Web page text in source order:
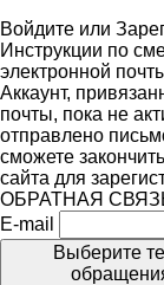
Войдите или
Инструкции по
электронной
Аккаунт,
почты, пока не
отправлено
сможете
сайта для
ОБРАТНАЯ
E-mail
Выберите